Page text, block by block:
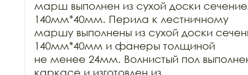
марш выполнен из сухой доски
140мм*40мм. Перила к лестничному
маршу выполнены из сухой доски
140мм*40мм и фанеры толщиной
не менее 24мм. Волнистый пол
каркасе и изготовлен из